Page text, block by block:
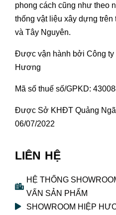
phong cách cũng như theo
thống vật liệu xây dựng trên
và Tây Nguyên.
Được vận hành bởi Công
Hương
Mã số thuế số/GPKD:
Được Sở KHĐT Quảng
06/07/2022
LIÊN HỆ
HỆ THỐNG
VẤN SẢN PHẨM
SHOWROOM HIỆP